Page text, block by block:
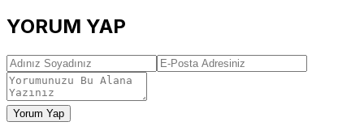
YORUM YAP
Yorum Yap